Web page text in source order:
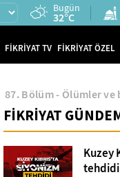
Bugün
32°C
FİKRİYAT TV FİKRİYAT ÖZEL
87. Bölüm - Ölümler ve
FİKRİYAT
Kuzey
tehdidi